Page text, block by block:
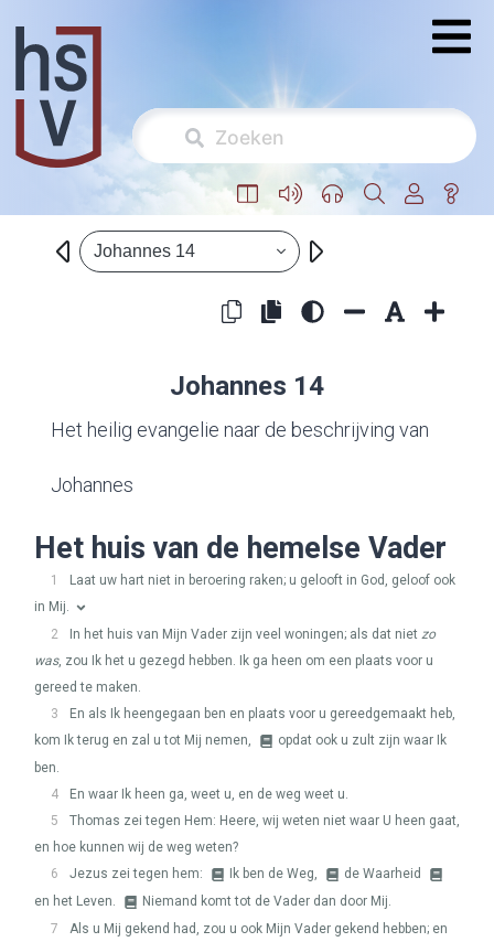
Johannes 14
Johannes 14
Het heilig evangelie naar de beschrijving van
Johannes
Het huis van de hemelse Vader
1
Laat uw hart niet in beroering raken; u gelooft in God, geloof ook
in Mij.
2
In het huis van Mijn Vader zijn veel woningen; als dat niet zo
was, zou Ik het u gezegd hebben. Ik ga heen om een plaats voor u
gereed te maken.
3
En als Ik heengegaan ben en plaats voor u gereedgemaakt heb,
kom Ik terug en zal u tot Mij nemen,
opdat ook u zult zijn waar Ik
ben.
4
En waar Ik heen ga, weet u, en de weg weet u.
5
Thomas zei tegen Hem: Heere, wij weten niet waar U heen gaat,
en hoe kunnen wij de weg weten?
6
Jezus zei tegen hem: Ik ben de Weg,
de Waarheid
en het Leven.
Niemand komt tot de Vader dan door Mij.
7
Als u Mij gekend had, zou u ook Mijn Vader gekend hebben; en